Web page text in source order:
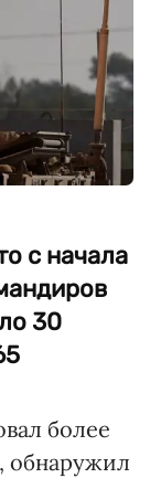
с начала
30
более
обнаружил